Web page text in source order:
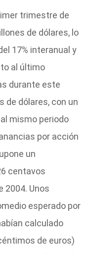
trimestre de
de dólares, lo
17% interanual y
al último
durante este
de dólares, con un
mismo periodo
por acción
un
centavos
2004. Unos
esperado por
calculado
de euros)